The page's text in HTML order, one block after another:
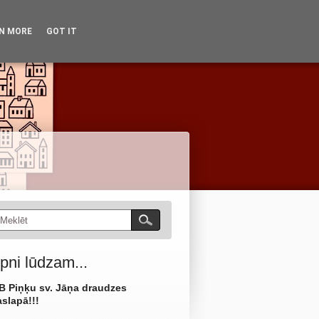
Vēsture
No arhīviem
lūdzam...
Piņķu sv. Jāņa draudzes
MORE GOT IT